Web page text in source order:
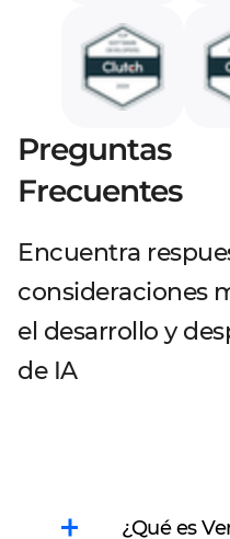
Preguntas
Frecuentes
Encuentra
consideraciones
el desarrollo y
de IA
¿Qué es